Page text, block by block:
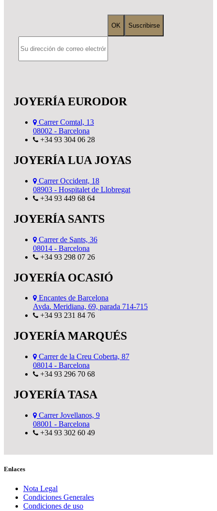
JOYERÍA EURODOR
Carrer Comtal, 13
08002 - Barcelona
+34 93 304 06 28
JOYERÍA LUA JOYAS
Carrer Occident, 18
08903 - Hospitalet de Llobregat
+34 93 449 68 64
JOYERÍA SANTS
Carrer de Sants, 36
08014 - Barcelona
+34 93 298 07 26
JOYERÍA OCASIÓ
Encantes de Barcelona
Avda. Meridiana, 69, parada 714-715
+34 93 231 84 76
JOYERÍA MARQUÉS
Carrer de la Creu Coberta, 87
08014 - Barcelona
+34 93 296 70 68
JOYERÍA TASA
Carrer Jovellanos, 9
08001 - Barcelona
+34 93 302 60 49
Enlaces
Nota Legal
Condiciones Generales
Condiciones de uso